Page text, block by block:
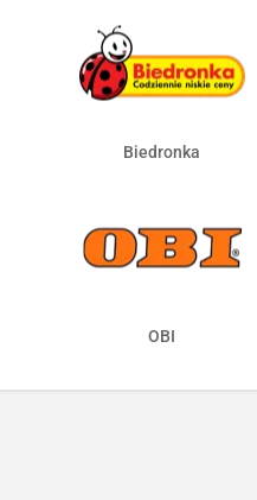
Biedronka
OBI